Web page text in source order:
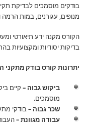
בודקים מוסמכים לבדיקת
מנופים, עגורנים, במות הרמה
הקורס מקנה ידע תיאורטי
בדיקות יסודיות ומקצועיות
יתרונות קורס בודק מתקני
ביקוש גבוה –קיים
מוסמכים.
שכר גבוה –בודקי
עבודה מגוונת –